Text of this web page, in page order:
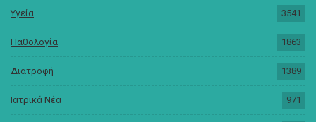
Υγεία 3541
Παθολογία 1863
Διατροφή 1389
Ιατρικά Νέα 971